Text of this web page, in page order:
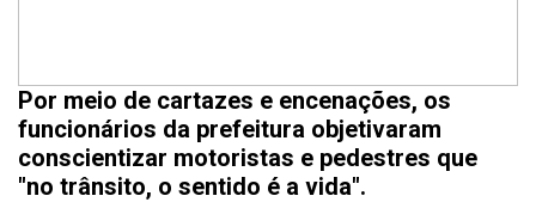
Por meio de cartazes e encenações, os
funcionários da prefeitura objetivaram
conscientizar motoristas e pedestres que
"no trânsito, o sentido é a vida".